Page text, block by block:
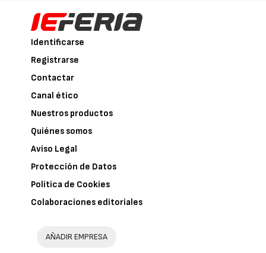
Identificarse
Registrarse
Contactar
Canal ético
Nuestros productos
Quiénes somos
Aviso Legal
Protección de Datos
Política de Cookies
Colaboraciones editoriales
AÑADIR EMPRESA